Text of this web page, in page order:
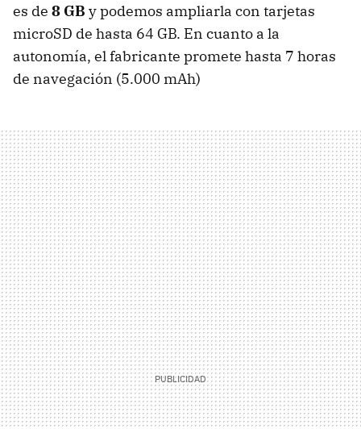
es de 8 GB y podemos ampliarla con tarjetas
microSD de hasta 64 GB. En cuanto a la
autonomía, el fabricante promete hasta 7 horas
de navegación (5.000 mAh)